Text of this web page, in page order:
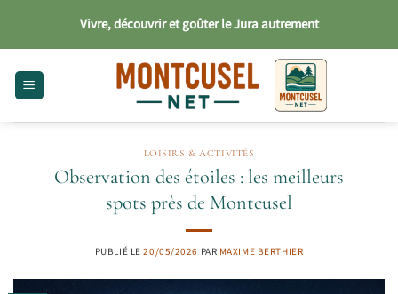
contenu
Vivre, découvrir et goûter le Jura autrement
LOISIRS & ACTIVITÉS
Observation des étoiles : les meilleurs
spots près de Montcusel
PUBLIÉ LE20/05/2026 PAR MAXIME BERTHIER